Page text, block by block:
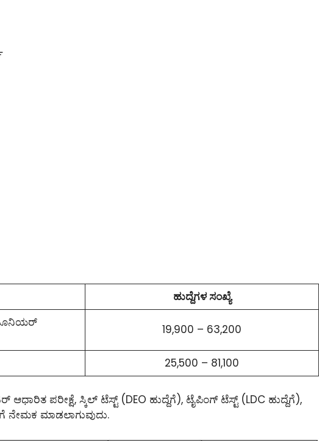
ಹುದ್ದೆಗಳ ಸಂಖ್ಯೆ
19,900 – 63,200
25,500 – 81,100
ಆಧಾರಿತ ಪರೀಕ್ಷೆ, ಸ್ಕಿಲ್ ಟೆಸ್ಟ್ (DEO ಹುದ್ದೆಗೆ), ಟೈಪಿಂಗ್ ಟೆಸ್ಟ್ (LDC ಹುದ್ದೆಗೆ),
ನೇಮಕ ಮಾಡಲಾಗುವುದು.